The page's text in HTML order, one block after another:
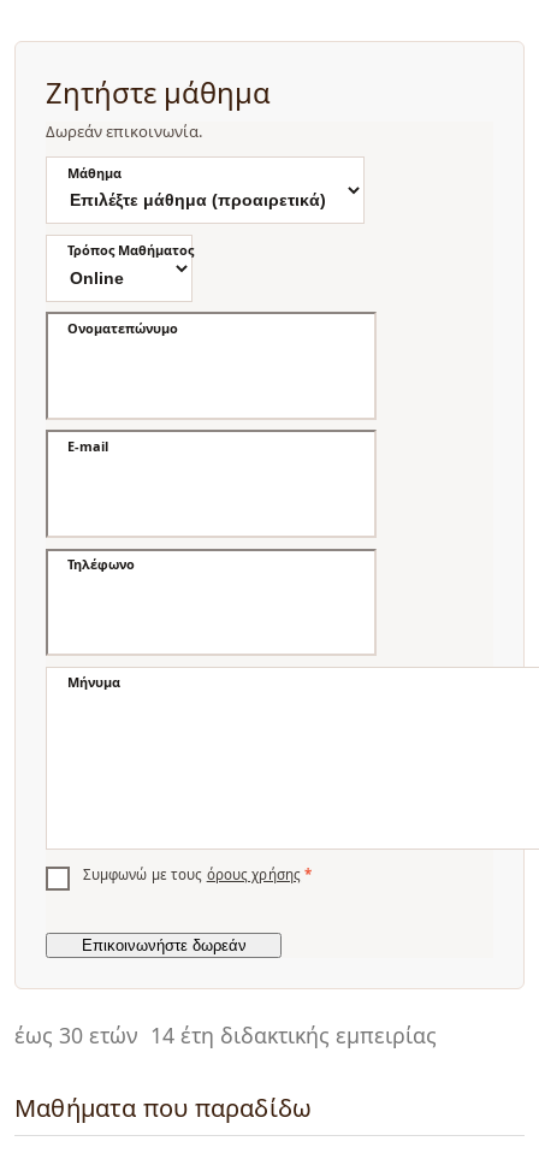
έως 30 ετών 14 έτη διδακτικής εμπειρίας
Μαθήματα που παραδίδω
Ζητήστε μάθημα
Δωρεάν επικοινωνία.
Μάθημα
Τρόπος Μαθήματος
Ονοματεπώνυμο
E-mail
Τηλέφωνο
Μήνυμα
Συμφωνώ με τους όρους χρήσης *